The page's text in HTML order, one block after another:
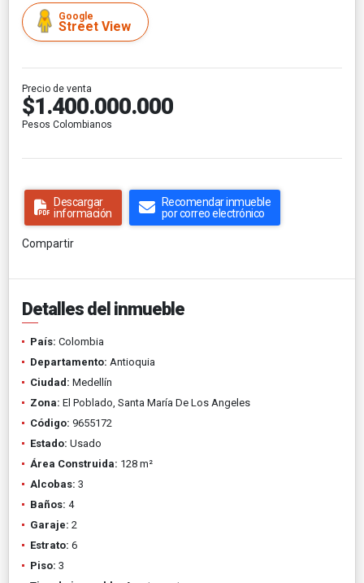
Google
Street View
Precio de venta
$1.400.000.000
Pesos Colombianos
Descargar
información
Recomendar inmueble
por correo electrónico
Compartir
Detalles del inmueble
País: Colombia
Departamento: Antioquia
Ciudad: Medellín
Zona: El Poblado, Santa María De Los Angeles
Código: 9655172
Estado: Usado
Área Construida: 128 m²
Alcobas: 3
Baños: 4
Garaje: 2
Estrato: 6
Piso: 3